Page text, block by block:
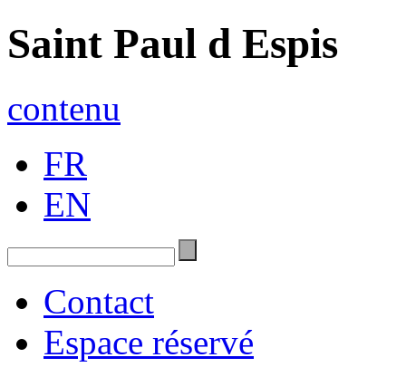
Saint Paul d Espis
contenu
FR
EN
Contact
Espace réservé